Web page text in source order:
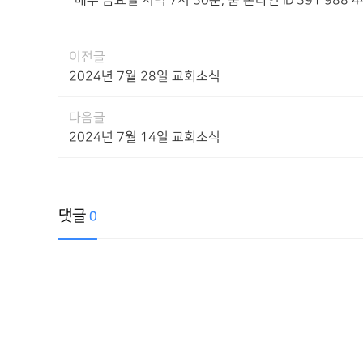
이전글
2024년 7월 28일 교회소식
다음글
2024년 7월 14일 교회소식
댓글0